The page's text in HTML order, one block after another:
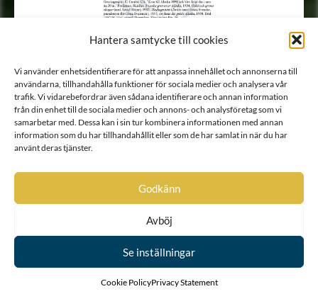
Hantera samtycke till cookies
Vi använder enhetsidentifierare för att anpassa innehållet och annonserna till
användarna, tillhandahålla funktioner för sociala medier och analysera vår
trafik. Vi vidarebefordrar även sådana identifierare och annan information
från din enhet till de sociala medier och annons- och analysföretag som vi
samarbetar med. Dessa kan i sin tur kombinera informationen med annan
information som du har tillhandahållit eller som de har samlat in när du har
använt deras tjänster.
Godkänn
Avböj
Se inställningar
Cookie PolicyPrivacy Statement